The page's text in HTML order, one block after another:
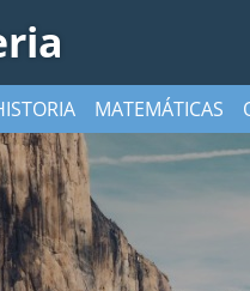
MATEMÁTICAS